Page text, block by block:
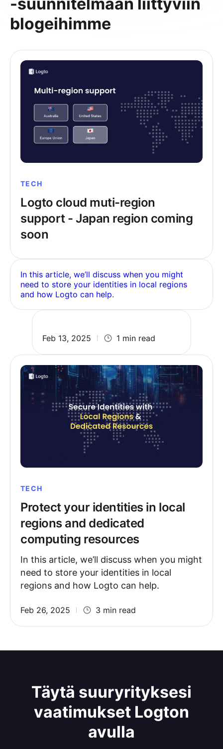
blogeihimme
TECH
Logto cloud muti-region
support - Japan region coming
soon
In this article, we’ll discuss when you might
need to store your identities in local regions
and how Logto can help.
Feb 13, 2025 1 min read
TECH
Protect your identities in local
regions and dedicated
computing resources
In this article, we’ll discuss when you might
need to store your identities in local
regions and how Logto can help.
Feb 26, 2025 3 min read
Täytä suuryrityksesi
vaatimukset Logton
avulla